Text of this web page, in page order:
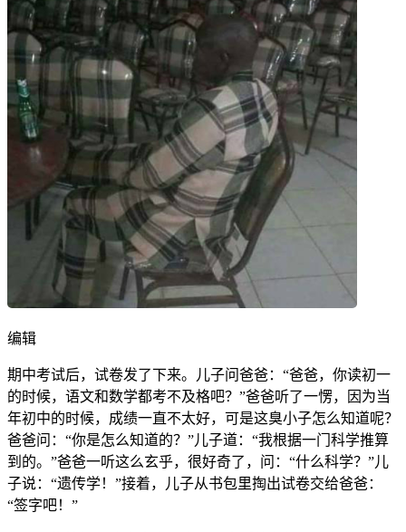
编辑
期中考试后，试卷发了下来。儿子问爸爸：“爸爸，你读初一
的时候，语文和数学都考不及格吧？”爸爸听了一愣，因为当
年初中的时候，成绩一直不太好，可是这臭小子怎么知道呢？
爸爸问：“你是怎么知道的？”儿子道：“我根据一门科学推算
到的。”爸爸一听这么玄乎，很好奇了，问：“什么科学？”儿
子说：“遗传学！”接着，儿子从书包里掏出试卷交给爸爸：
“签字吧！”